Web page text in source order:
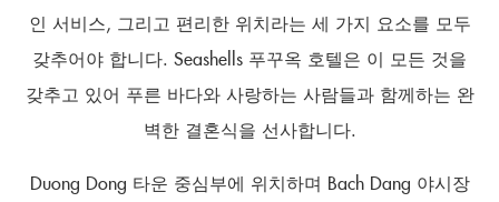
인 서비스, 그리고 편리한 위치라는 세 가지 요소를 모두
갖추어야 합니다. Seashells 푸꾸옥 호텔은 이 모든 것을
갖추고 있어 푸른 바다와 사랑하는 사람들과 함께하는 완
벽한 결혼식을 선사합니다.
Duong Dong 타운 중심부에 위치하며 Bach Dang 야시장